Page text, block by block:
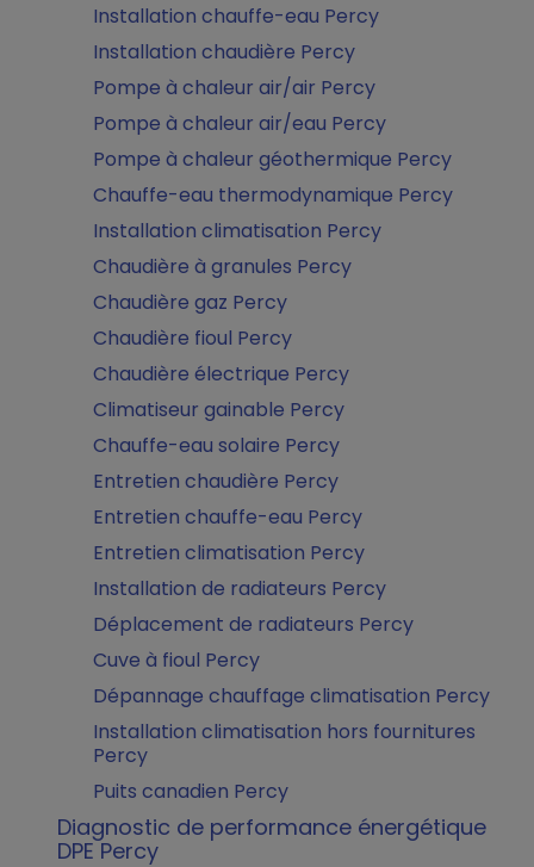
Installation chauffe-eau Percy
Installation chaudière Percy
Pompe à chaleur air/air Percy
Pompe à chaleur air/eau Percy
Pompe à chaleur géothermique Percy
Chauffe-eau thermodynamique Percy
Installation climatisation Percy
Chaudière à granules Percy
Chaudière gaz Percy
Chaudière fioul Percy
Chaudière électrique Percy
Climatiseur gainable Percy
Chauffe-eau solaire Percy
Entretien chaudière Percy
Entretien chauffe-eau Percy
Entretien climatisation Percy
Installation de radiateurs Percy
Déplacement de radiateurs Percy
Cuve à fioul Percy
Dépannage chauffage climatisation Percy
Installation climatisation hors fournitures
Percy
Puits canadien Percy
Diagnostic de performance énergétique
DPE Percy